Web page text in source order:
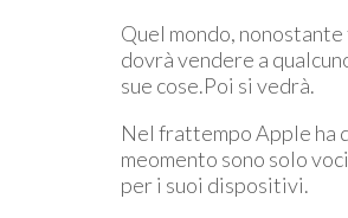
Quel mondo,
dovrà vendere a
sue cose.Poi si vedrà.
Nel frattempo Apple ha
meomento sono solo
per i suoi dispositivi.